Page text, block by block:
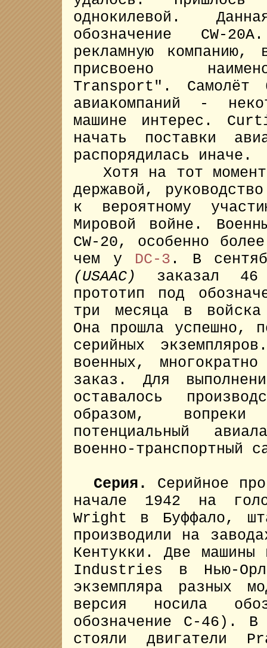
однокилевой.
обозначение CW-
рекламную компанию,
присвоено
Transport". Самолёт
авиакомпаний -
машине интерес.
начать поставки
распорядилась иначе.
Хотя на тот момент
державой,
к вероятному
Мировой войне.
CW-20, особенно
чем у DC-3 . В
(USAAC)
заказал 46
прототип под
три месяца в войска
Она прошла успешно,
серийных
военных, многократно
заказ. Для
оставалось
образом, вопреки
потенциальный
военно-транспортный
Серия.
Серийное
начале 1942 на
Wright в Буффало,
производили на
Кентукки. Две
Industries в Нью-
экземпляра разных
версия носила
обозначение C-46). В
стояли двигатели